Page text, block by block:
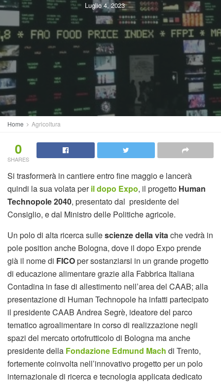
Luglio 4, 2023
Home Agricoltura
0
SHARES
Si trasformerà in cantiere entro fine maggio e lancerà
quindi la sua volata peril dopo Expo, il progetto Human
Technopole 2040, presentato dal presidente del
Consiglio, e dal Ministro delle Politiche agricole.
Un polo di alta ricerca sullescienze della vitache vedrà in
pole position anche Bologna, dove il dopo Expo prende
già il nome di FICOper sostanziarsi in un grande progetto
di educazione alimentare grazie alla Fabbrica Italiana
Contadina in fase di allestimento nell’area del CAAB; alla
presentazione di Human Technopole ha infatti partecipato
il presidente CAAB Andrea Segrè, ideatore del parco
tematico agroalimentare in corso di realizzazione negli
spazi del mercato ortofrutticolo di Bologna ma anche
presidente della Fondazione Edmund Mach di Trento,
fortemente coinvolta nell’innovativo progetto per un polo
internazionale di ricerca e tecnologia applicata dedicato